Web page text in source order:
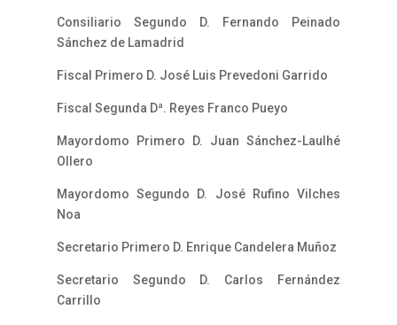
Consiliario Segundo D. Fernando Peinado
Sánchez de Lamadrid
Fiscal Primero D. José Luis Prevedoni Garrido
Fiscal Segunda Dª. Reyes Franco Pueyo
Mayordomo Primero D. Juan Sánchez-Laulhé
Ollero
Mayordomo Segundo D. José Rufino Vilches
Noa
Secretario Primero D. Enrique Candelera Muñoz
Secretario Segundo D. Carlos Fernández
Carrillo